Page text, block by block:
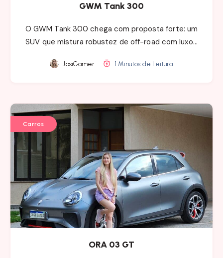
GWM Tank 300
O GWM Tank 300 chega com proposta forte: um
SUV que mistura robustez de off-road com luxo…
JosiGamer 1 Minutos de Leitura
Carros
ORA 03 GT